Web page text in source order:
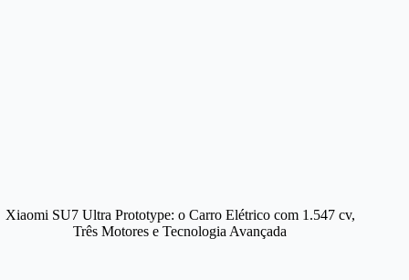
Xiaomi SU7 Ultra Prototype: o Carro Elétrico com 1.547 cv,
Três Motores e Tecnologia Avançada